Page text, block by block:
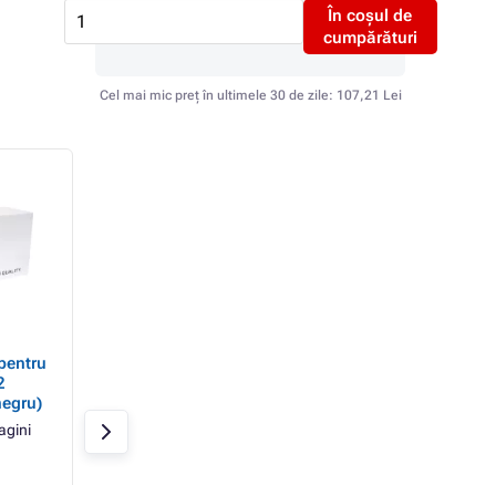
În coșul de
cumpărături
Cel mai mic preț în ultimele 30 de zile: 107,21 Lei